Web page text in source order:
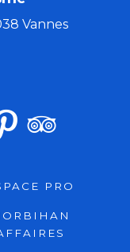
Vannes
PRO